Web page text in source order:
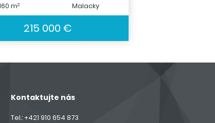
m2 Malacky
215 000 €
Kontaktujte nás
Tel.: +421 910 654 873